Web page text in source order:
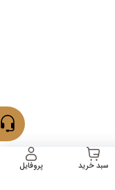
سبد خرید پروفایل